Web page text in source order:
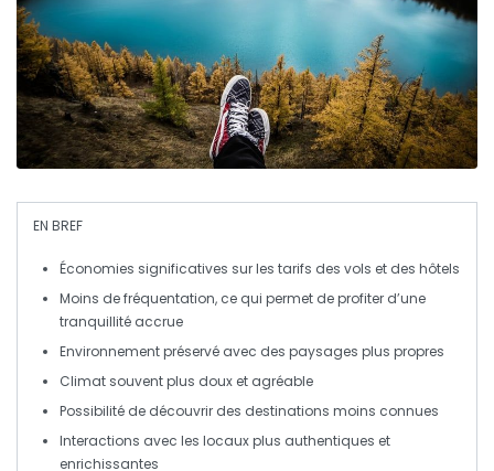
EN BREF
Économies significatives sur les tarifs des vols et des hôtels
Moins defréquentation, ce qui permet de profiter d’une
tranquillité accrue
Environnementpréservé avec des paysages plus propres
Climat souvent plus doux et agréable
Possibilité de découvrir des destinations moins connues
Interactions avec les locauxplus authentiques et
enrichissantes